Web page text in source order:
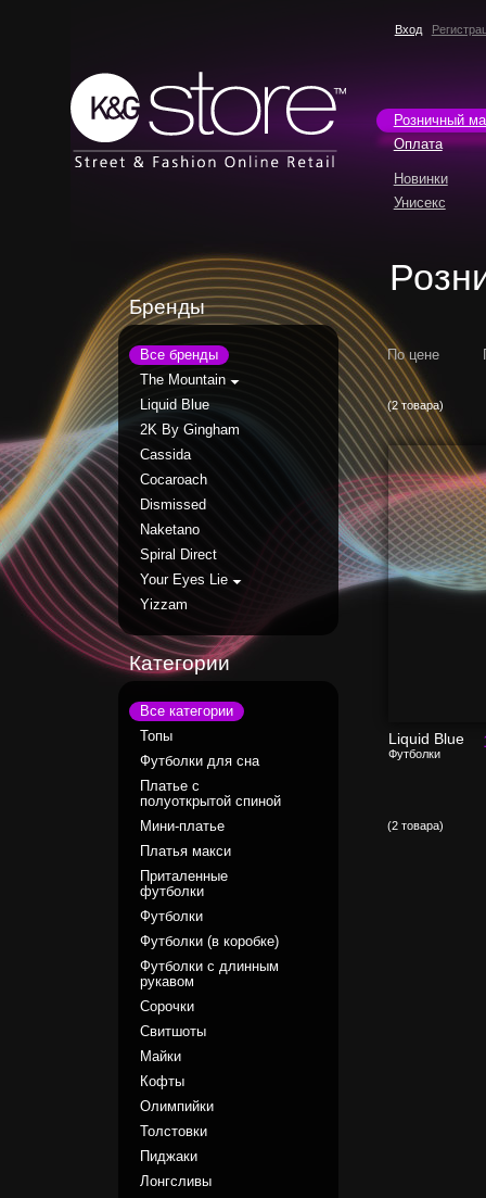
Вход
Розничный
Оплата
Новинки
Унисекс
Бренды
Все бренды
The Mountain
Liquid Blue
2K By Gingham
Cassida
Cocaroach
Dismissed
Naketano
Spiral Direct
Your Eyes Lie
Yizzam
Категории
Все категории
Топы
Футболки для сна
Платье с
полуоткрытой спиной
Мини-платье
Платья макси
Приталенные
футболки
Футболки
Футболки (в коробке)
Футболки с длинным
рукавом
Сорочки
Свитшоты
Майки
Кофты
Олимпийки
Толстовки
Пиджаки
Лонгсливы
По цене
(2 товара)
Liquid Blue
Футболки
(2 товара)